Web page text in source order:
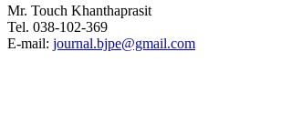
Mr. Touch Khanthaprasit
Tel. 038-102-369
E-mail: journal.bjpe@gmail.com